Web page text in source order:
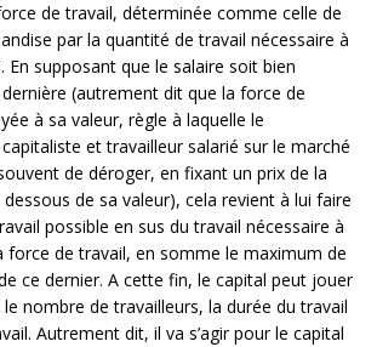
de travail, déterminée comme celle de
par la quantité de travail nécessaire à
En supposant que le salaire soit bien
(autrement dit que la force de
à sa valeur, règle à laquelle le
et travailleur salarié sur le marché
de déroger, en fixant un prix de la
de sa valeur), cela revient à lui faire
possible en sus du travail nécessaire à
force de travail, en somme le maximum de
ce dernier. A cette fin, le capital peut jouer
nombre de travailleurs, la durée du travail
Autrement dit, il va s’agir pour le capital